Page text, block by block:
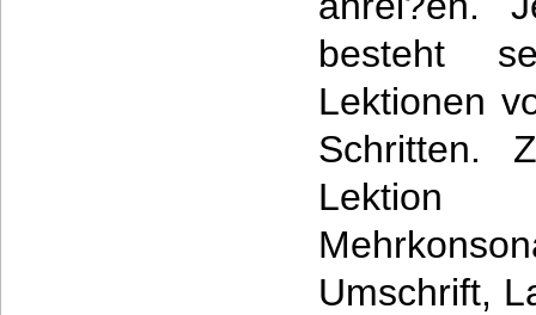
besteht
Lektionen
Schritten.
Umschrift,